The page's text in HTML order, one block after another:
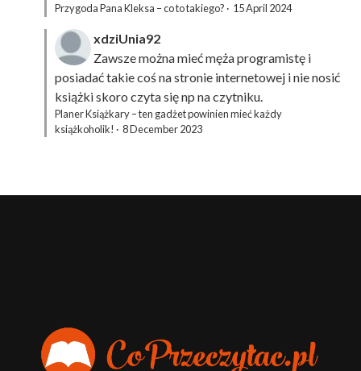
Przygoda Pana Kleksa – co to takiego? · 15 April 2024
xdziUnia92
Zawsze można mieć męża programistę i
posiadać takie coś na stronie internetowej i nie nosić
książki skoro czyta się np na czytniku.
Planer Książkary – ten gadżet powinien mieć każdy
książkoholik! · 8 December 2023